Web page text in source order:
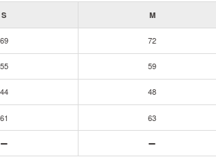
S M
69 72
55 59
44 48
61 63